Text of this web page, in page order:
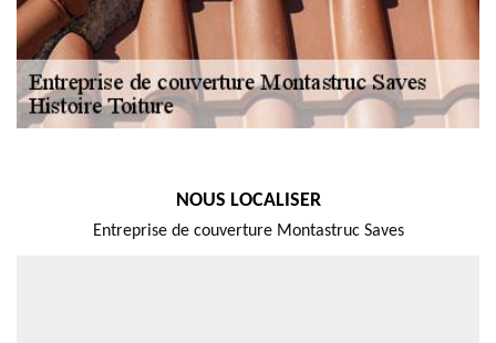
NOUS LOCALISER
Entreprise de couverture Montastruc Saves